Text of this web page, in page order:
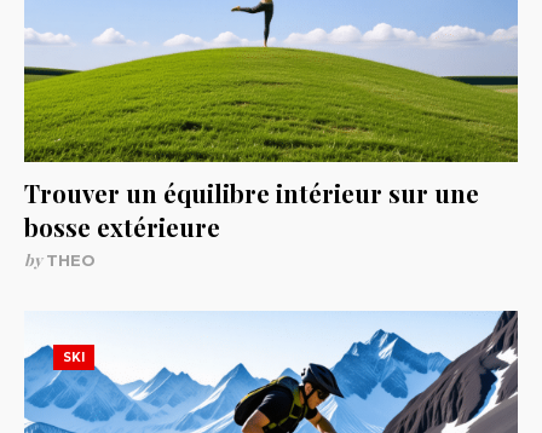
Trouver un équilibre intérieur sur une
bosse extérieure
byTHEO
SKI